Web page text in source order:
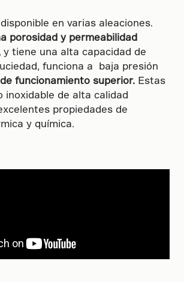
en varias aleaciones.
porosidad y permeabilidad
y tiene una alta capacidad de
funciona a baja presión
funcionamiento superior. Estas
inoxidable de alta calidad
propiedades de
y química.